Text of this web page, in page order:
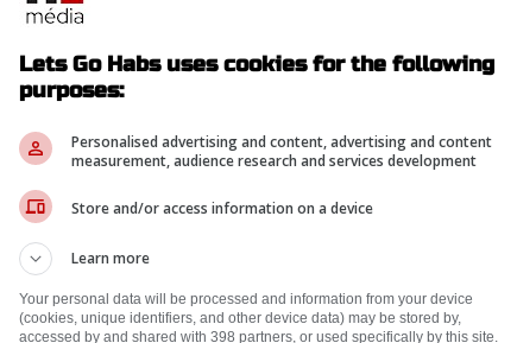
tentait tant bien que mal de
il était à bout de résistance.
intervenu rapidement.
Lets Go Habs uses cookies for the following
purposes:
Personalised advertising and content, advertising and content
measurement, audience research and services development
Store and/or access information on a device
Learn more
Your personal data will be processed and information from your device
(cookies, unique identifiers, and other device data) may be stored by,
accessed by and shared with 398 partners, or used specifically by this site.